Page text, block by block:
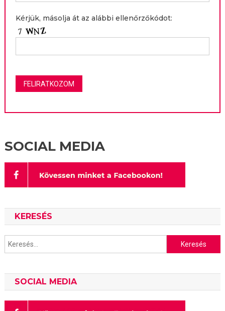
Kérjük, másolja át az alábbi ellenőrzőkódot:
SOCIAL MEDIA
KERESÉS
Keresés:
SOCIAL MEDIA